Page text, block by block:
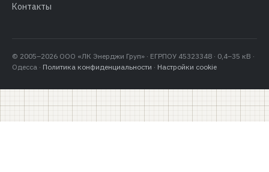
Контакты
© 2005–2026 ООО «ЛК Энерджи Груп» · ЕГРПОУ 45323348 · 0,4–35 кВ ·
Одесса · Политика конфиденциальности · Настройки cookie